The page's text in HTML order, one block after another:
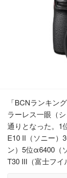
「BCNランキン
ラーレス一眼（
通りとなった。1
E10 II（ソニー）
ン）5位α6400（
T30 III（富士フイ